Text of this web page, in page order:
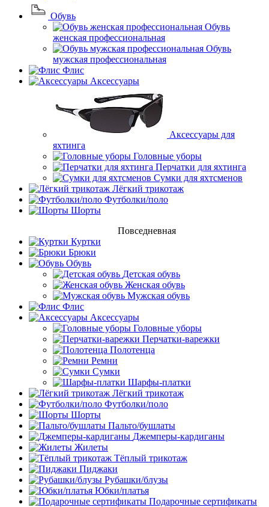
Обувь
Обувь
женская профессиональная
Обувь
мужская профессиональная
Флис
Аксессуары
Аксессуары для
яхтинга
Головные уборы
Перчатки для яхтинга
Сумки для яхтсменов
Лёгкий трикотаж
Футболки/поло
Шорты
Повседневная
Куртки
Брюки
Обувь
Детская обувь
Женская обувь
Мужская обувь
Флис
Аксессуары
Головные уборы
Перчатки-варежки
Полотенца
Ремни
Сумки
Шарфы-платки
Лёгкий трикотаж
Футболки/поло
Шорты
Пальто/бушлаты
Джемперы-кардиганы
Жилеты
Тёплый трикотаж
Пиджаки
Рубашки/блузы
Юбки/платья
Подарочные сертификаты